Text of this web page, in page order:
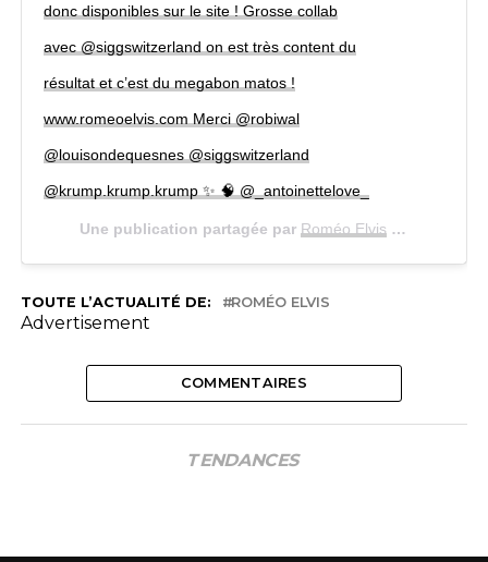
donc disponibles sur le site ! Grosse collab
avec @siggswitzerland on est très content du
résultat et c’est du megabon matos !
www.romeoelvis.com Merci @robiwal
@louisondequesnes @siggswitzerland
@krump.krump.krump ✨ 🧠 @_antoinettelove_
Une publication partagée par Roméo Elvis
TOUTE L’ACTUALITÉ DE: ROMÉO ELVIS
Advertisement
COMMENTAIRES
TENDANCES